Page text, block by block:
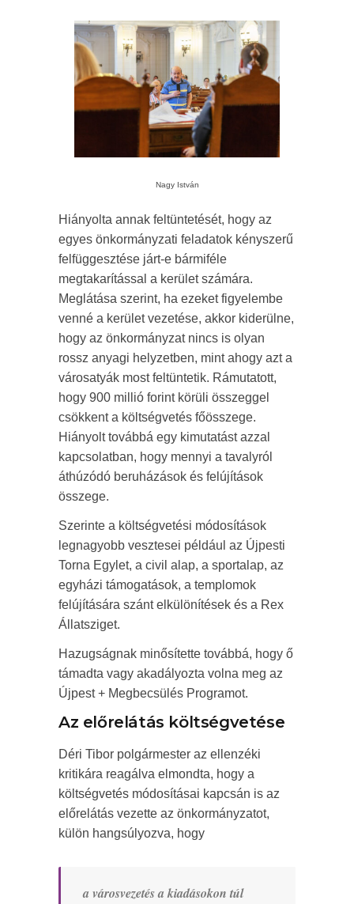
Nagy István
Hiányolta annak feltüntetését, hogy az
egyes önkormányzati feladatok kényszerű
felfüggesztése járt-e bármiféle
megtakarítással a kerület számára.
Meglátása szerint, ha ezeket figyelembe
venné a kerület vezetése, akkor kiderülne,
hogy az önkormányzat nincs is olyan
rossz anyagi helyzetben, mint ahogy azt a
városatyák most feltüntetik. Rámutatott,
hogy 900 millió forint körüli összeggel
csökkent a költségvetés főösszege.
Hiányolt továbbá egy kimutatást azzal
kapcsolatban, hogy mennyi a tavalyról
áthúzódó beruházások és felújítások
összege.
Szerinte a költségvetési módosítások
legnagyobb vesztesei például az Újpesti
Torna Egylet, a civil alap, a sportalap, az
egyházi támogatások, a templomok
felújítására szánt elkülönítések és a Rex
Állatsziget.
Hazugságnak minősítette továbbá, hogy ő
támadta vagy akadályozta volna meg az
Újpest + Megbecsülés Programot.
Az előrelátás költségvetése
Déri Tibor polgármester az ellenzéki
kritikára reagálva elmondta, hogy a
költségvetés módosításai kapcsán is az
előrelátás vezette az önkormányzatot,
külön hangsúlyozva, hogy
a városvezetés a kiadásokon túl